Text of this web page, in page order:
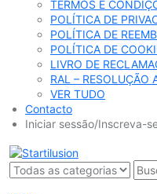
TERMOS E
POLÍTICA DE
POLÍTICA DE
POLÍTICA DE
LIVRO DE
RAL – RESOLUÇÃO
VER TUDO
Contacto
Iniciar sessão/Inscreva-